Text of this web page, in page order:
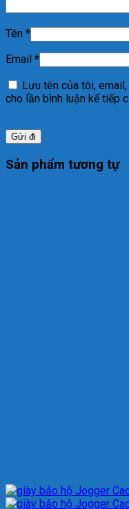
Tên *
Email *
Lưu tên của tôi,
cho lần bình luận kế tiếp
Sản phẩm tương tự